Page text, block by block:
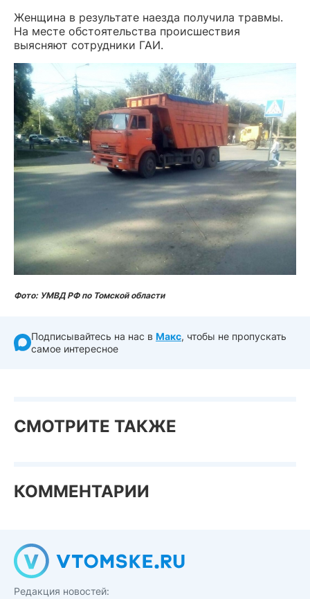
Женщина в результате наезда получила травмы.
На месте обстоятельства происшествия
выясняют сотрудники ГАИ.
Фото: УМВД РФ по Томской области
Подписывайтесь на нас в Макс, чтобы не пропускать
самое интересное
СМОТРИТЕ ТАКЖЕ
КОММЕНТАРИИ
Редакция новостей: